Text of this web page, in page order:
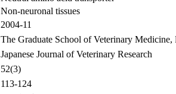
Non-neuronal tissues
2004-11
The Graduate School of Veterinary
Japanese Journal of Veterinary Research
52(3)
113-124